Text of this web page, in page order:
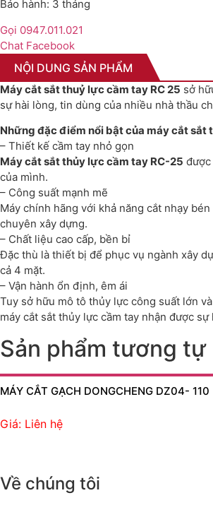
Bảo hành: 3 tháng
Gọi 0947.011.021
Chat Facebook
NỘI DUNG SẢN PHẨM
Máy cắt sắt thuỷ lực cầm tay RC 25 sở
sự hài lòng, tin dùng của nhiều nhà thầu
Những đặc điểm nổi bật của máy cắt sắt
– Thiết kế cầm tay nhỏ gọn
Máy cắt sắt thủy lực cầm tay RC-25
của mình.
– Công suất mạnh mẽ
Máy chính hãng với khả năng cắt nhạy
chuyên xây dựng.
– Chất liệu cao cấp, bền bỉ
Đặc thù là thiết bị để phục vụ ngành xây
cả 4 mặt.
– Vận hành ổn định, êm ái
Tuy sở hữu mô tô thủy lực công suất lớn
máy cắt sắt thủy lực cầm tay nhận được
Sản phẩm tương tự
MÁY CẮT GẠCH DONGCHENG DZ04- 110
Giá: Liên hệ
Về chúng tôi